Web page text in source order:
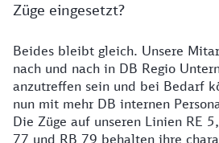
Züge eingesetzt?
Details zu den Mitarbeitenden
Beides bleibt gleich. Unsere
nach und nach in DB Regio
anzutreffen sein und bei Bedarf
nun mit mehr DB internen
Die Züge auf unseren Linien RE
77 und RB 79 behalten ihre